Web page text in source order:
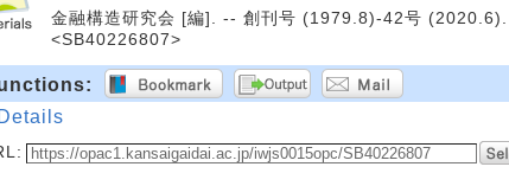
金融構造研究会 [編]. -- 創刊号 (1979.8)-42号 (2020.6).
<SB40226807>
Details